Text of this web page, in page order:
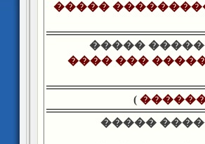
�����
�����
���� ���
)
�����